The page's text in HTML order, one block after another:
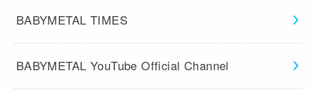
BABYMETAL TIMES
BABYMETAL YouTube Official Channel